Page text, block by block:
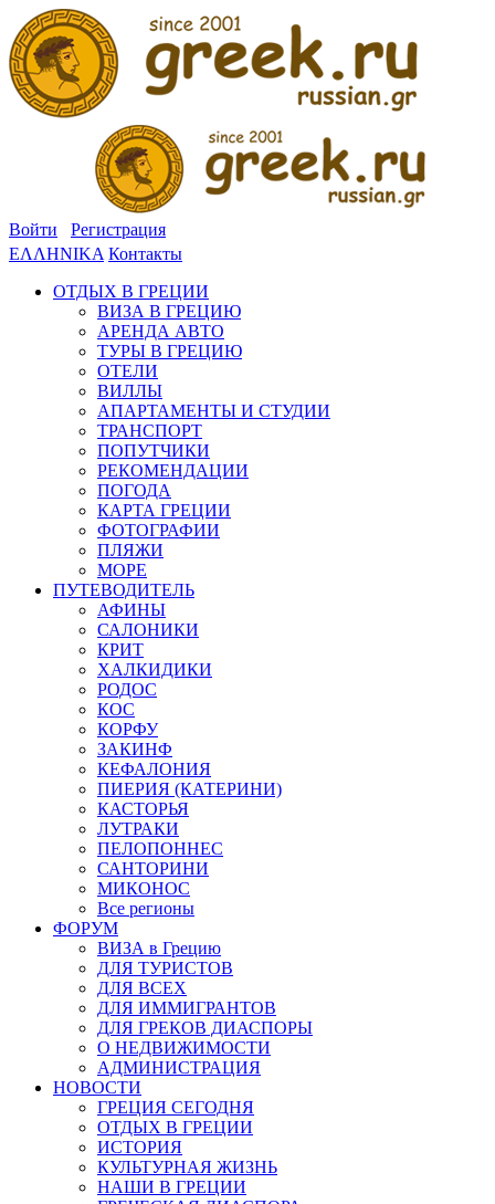
Войти
Регистрация
ΕΛΛΗΝΙΚΑ Контакты
ОТДЫХ В ГРЕЦИИ
ВИЗА В ГРЕЦИЮ
АРЕНДА АВТО
ТУРЫ В ГРЕЦИЮ
ОТЕЛИ
ВИЛЛЫ
АПАРТАМЕНТЫ И СТУДИИ
ТРАНСПОРТ
ПОПУТЧИКИ
РЕКОМЕНДАЦИИ
ПОГОДА
КАРТА ГРЕЦИИ
ФОТОГРАФИИ
ПЛЯЖИ
МОРЕ
ПУТЕВОДИТЕЛЬ
АФИНЫ
САЛОНИКИ
КРИТ
ХАЛКИДИКИ
РОДОС
КОС
КОРФУ
ЗАКИНФ
КЕФАЛОНИЯ
ПИЕРИЯ (КАТЕРИНИ)
КАСТОРЬЯ
ЛУТРАКИ
ПЕЛОПОННЕС
САНТОРИНИ
МИКОНОС
Все регионы
ФОРУМ
ВИЗА в Грецию
ДЛЯ ТУРИСТОВ
ДЛЯ ВСЕХ
ДЛЯ ИММИГРАНТОВ
ДЛЯ ГРЕКОВ ДИАСПОРЫ
О НЕДВИЖИМОСТИ
АДМИНИСТРАЦИЯ
НОВОСТИ
ГРЕЦИЯ СЕГОДНЯ
ОТДЫХ В ГРЕЦИИ
ИСТОРИЯ
КУЛЬТУРНАЯ ЖИЗНЬ
НАШИ В ГРЕЦИИ